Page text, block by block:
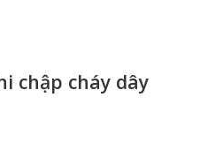
chập cháy dây